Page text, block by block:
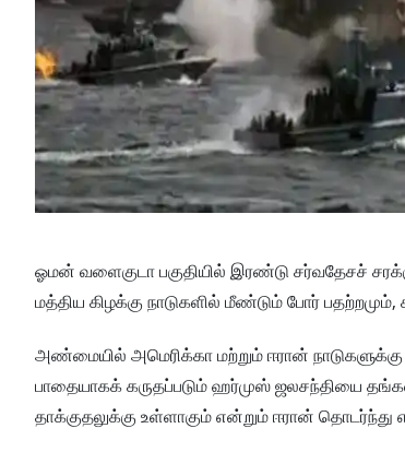
ஓமன் வளைகுடா பகுதியில் இரண்டு சர்வதேசச்
மத்திய கிழக்கு நாடுகளில் மீண்டும் போர்
அண்மையில் அமெரிக்கா மற்றும் ஈரான்
பாதையாகக் கருதப்படும் ஹர்முஸ் ஜலசந்தியை
தாக்குதலுக்கு உள்ளாகும் என்றும் ஈரான் தொடர்ந்து